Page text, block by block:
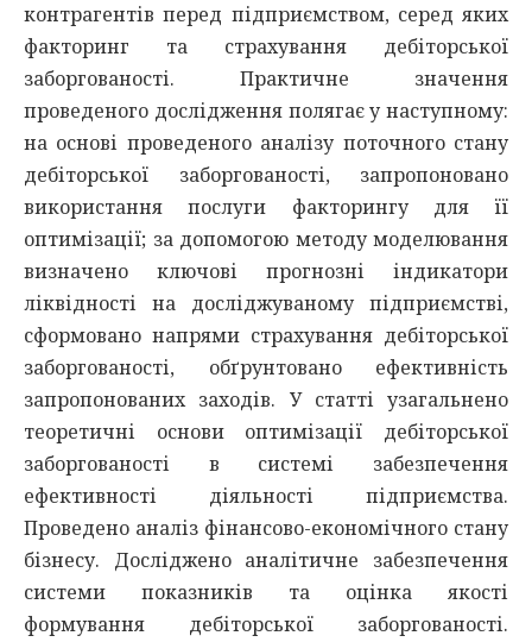
контрагентів перед підприємством, серед яких
факторинг та страхування дебіторської
заборгованості. Практичне значення
проведеного дослідження полягає у наступному:
на основі проведеного аналізу поточного стану
дебіторської заборгованості, запропоновано
використання послуги факторингу для її
оптимізації; за допомогою методу моделювання
визначено ключові прогнозні індикатори
ліквідності на досліджуваному підприємстві,
сформовано напрями страхування дебіторської
заборгованості, обґрунтовано ефективність
запропонованих заходів. У статті узагальнено
теоретичні основи оптимізації дебіторської
заборгованості в системі забезпечення
ефективності діяльності підприємства.
Проведено аналіз фінансово-економічного стану
бізнесу. Досліджено аналітичне забезпечення
системи показників та оцінка якості
формування дебіторської заборгованості.